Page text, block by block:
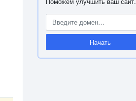
Начать